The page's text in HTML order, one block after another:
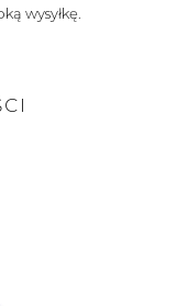
wysyłkę.